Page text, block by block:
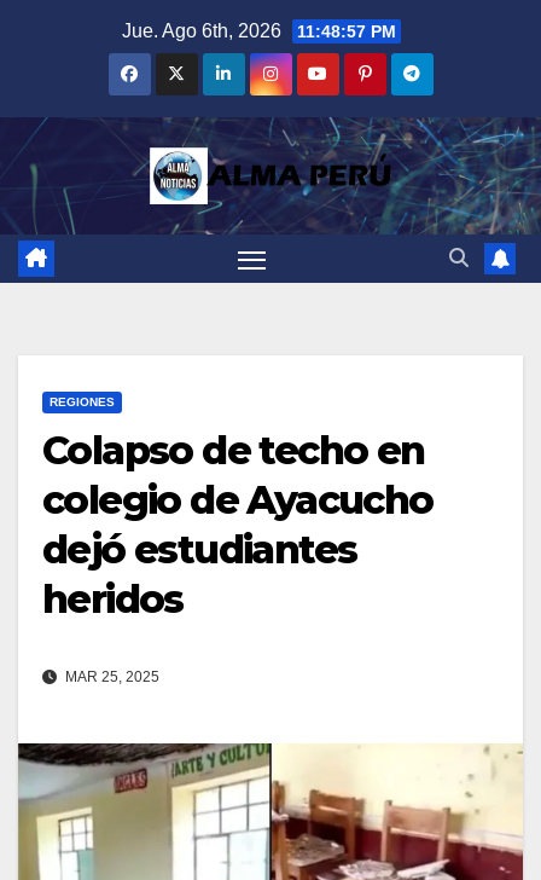
Jue. Ago 6th, 2026 11:48:58 PM
REGIONES
Colapso de techo en
colegio de Ayacucho
dejó estudiantes
heridos
MAR 25, 2025